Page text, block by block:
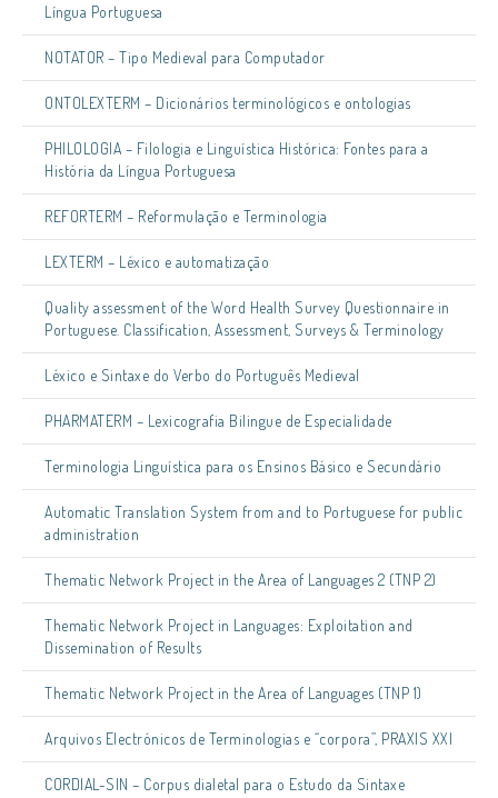
Língua Portuguesa
NOTATOR – Tipo Medieval para Computador
ONTOLEXTERM – Dicionários terminológicos e ontologias
PHILOLOGIA – Filologia e Linguística Histórica: Fontes para a
História da Língua Portuguesa
REFORTERM – Reformulação e Terminologia
LEXTERM – Léxico e automatização
Quality assessment of the Word Health Survey Questionnaire in
Portuguese. Classification, Assessment, Surveys & Terminology
Léxico e Sintaxe do Verbo do Português Medieval
PHARMATERM – Lexicografia Bilingue de Especialidade
Terminologia Linguística para os Ensinos Básico e Secundário
Automatic Translation System from and to Portuguese for public
administration
Thematic Network Project in the Area of Languages 2 (TNP 2)
Thematic Network Project in Languages: Exploitation and
Dissemination of Results
Thematic Network Project in the Area of Languages (TNP 1)
Arquivos Electrónicos de Terminologias e “corpora”, PRAXIS XXI
CORDIAL-SIN – Corpus dialetal para o Estudo da Sintaxe